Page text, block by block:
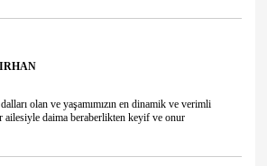
olan ve yaşamımızın en dinamik ve verimli
ailesiyle daima beraberlikten keyif ve onur